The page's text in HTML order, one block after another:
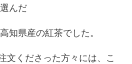
んだ
知県産の紅茶でした。
文くださった方々には、こ